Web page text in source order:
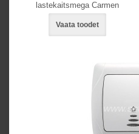
lastekaitsmega Carmen
Vaata toodet